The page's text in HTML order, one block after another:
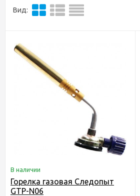
Вид:
В наличии
Горелка газовая Следопыт
GTP-N06